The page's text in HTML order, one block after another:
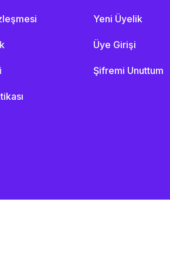
Yeni Üyelik
Üye Girişi
Şifremi Unuttum